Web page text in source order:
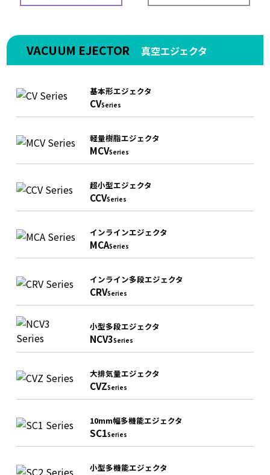
VACUUM EJECTOR 真空エジェクタ
基本形エジェクタ
CVSeries
軽量樹脂エジェクタ
MCVSeries
超小型エジェクタ
CCVSeries
インラインエジェクタ
MCASeries
インライン多段エジェクタ
CRVSeries
小型多段エジェクタ
NCV3Series
大排気量エジェクタ
CVZSeries
10mm幅多機能エジェクタ
SC1Series
小型多機能エジェクタ